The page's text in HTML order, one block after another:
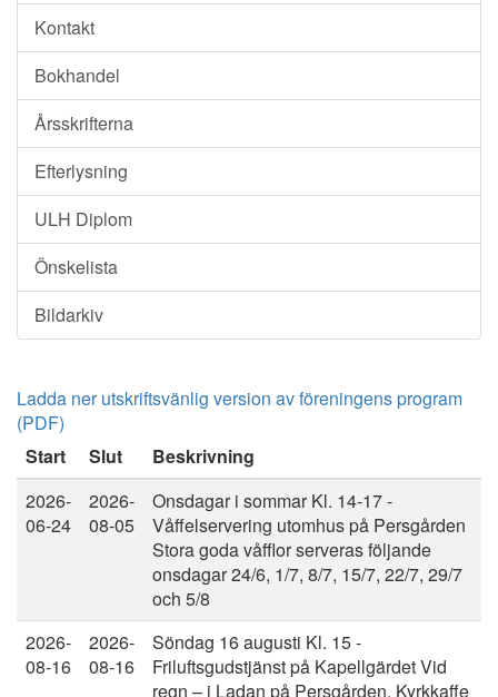
Kontakt
Bokhandel
Årsskrifterna
Efterlysning
ULH Diplom
Önskelista
Bildarkiv
Ladda ner utskriftsvänlig version av föreningens program
(PDF)
Start
Slut
Beskrivning
2026-
06-24
2026-
08-05
Onsdagar i sommar Kl. 14-17 -
Våffelservering utomhus på Persgården
Stora goda våfflor serveras följande
onsdagar 24/6, 1/7, 8/7, 15/7, 22/7, 29/7
och 5/8
2026-
08-16
2026-
08-16
Söndag 16 augusti Kl. 15 -
Friluftsgudstjänst på Kapellgärdet Vid
regn – i Ladan på Persgården. Kyrkkaffe